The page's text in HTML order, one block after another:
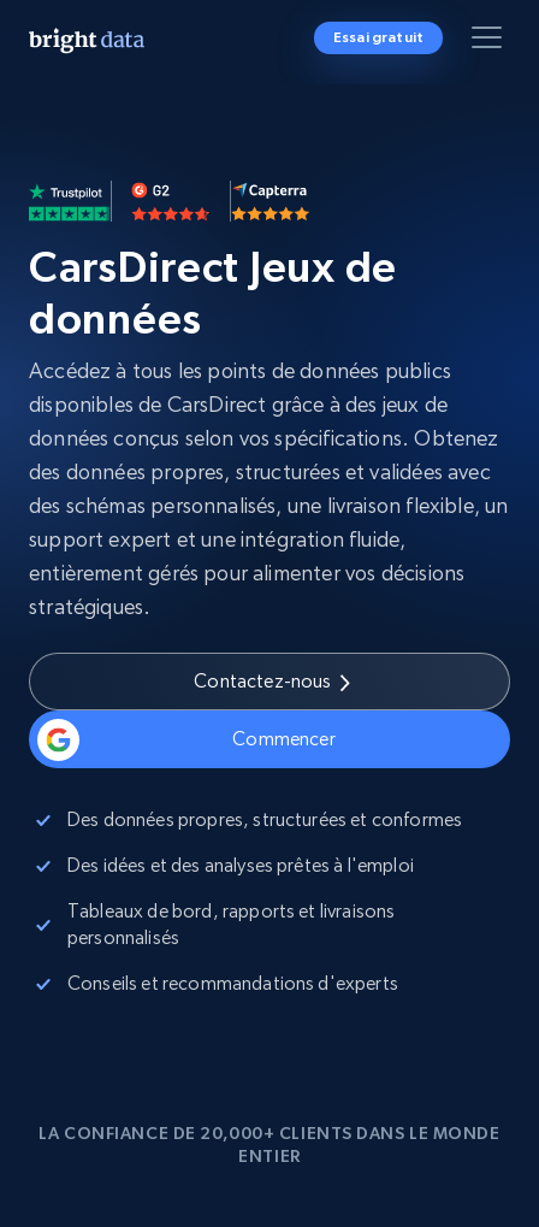
Essai gratuit
CarsDirect Jeux de
données
Accédez à tous les points de données publics
disponibles de CarsDirect grâce à des jeux de
données conçus selon vos spécifications. Obtenez
des données propres, structurées et validées avec
des schémas personnalisés, une livraison flexible, un
support expert et une intégration fluide,
entièrement gérés pour alimenter vos décisions
stratégiques.
Contactez-nous
Commencer
Des données propres, structurées et conformes
Des idées et des analyses prêtes à l'emploi
Tableaux de bord, rapports et livraisons
personnalisés
Conseils et recommandations d'experts
LA CONFIANCE DE 20,000+ CLIENTS DANS LE MONDE
ENTIER